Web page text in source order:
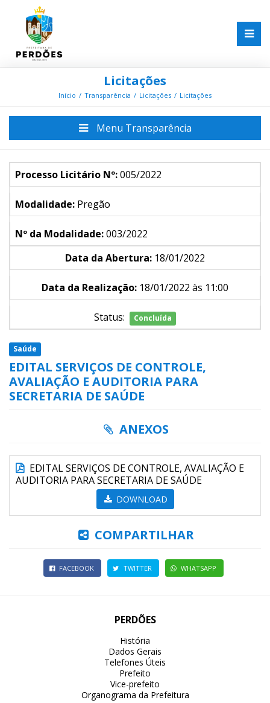
Licitações
Início Transparência Licitações Licitações
Menu Transparência
Processo Licitário Nº:005/2022
Modalidade: Pregão
Nº da Modalidade:003/2022
Data da Abertura: 18/01/2022
Data da Realização: 18/01/2022 às 11:00
Status: Concluída
Saúde
EDITAL SERVIÇOS DE CONTROLE,
AVALIAÇÃO E AUDITORIA PARA
SECRETARIA DE SAÚDE
ANEXOS
EDITAL SERVIÇOS DE CONTROLE, AVALIAÇÃO E
AUDITORIA PARA SECRETARIA DE SAÚDE
DOWNLOAD
COMPARTILHAR
FACEBOOK TWITTER WHATSAPP
PERDÕES
História
Dados Gerais
Telefones Úteis
Prefeito
Vice-prefeito
Organograma da Prefeitura